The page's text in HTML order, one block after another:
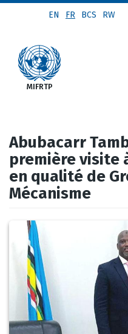
principal
EN FR BCS RW
Abubacarr
première visite
en qualité de
Mécanisme